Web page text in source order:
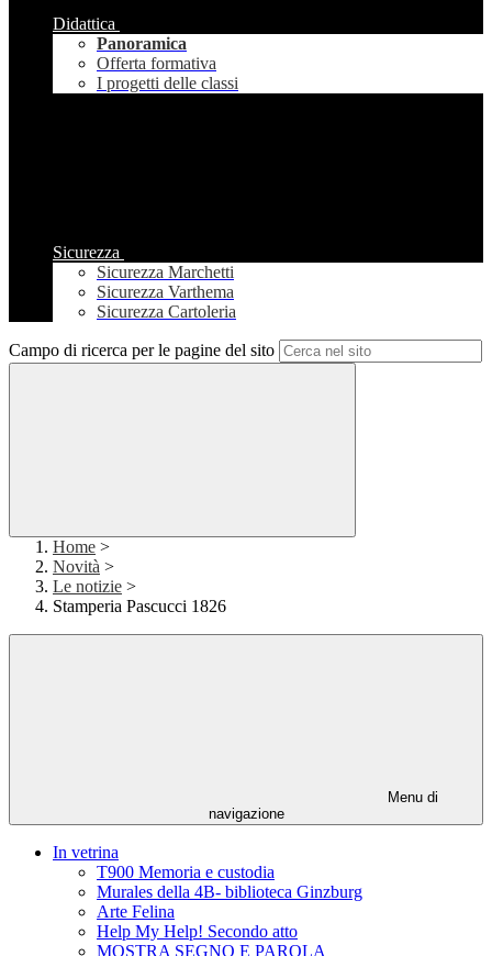
Didattica
Panoramica
Offerta formativa
I progetti delle classi
Sicurezza
Sicurezza Marchetti
Sicurezza Varthema
Sicurezza Cartoleria
Campo di ricerca per le pagine del sito
Home >
Novità >
Le notizie >
Stamperia Pascucci 1826
Menu di
navigazione
In vetrina
T900 Memoria e custodia
Murales della 4B- biblioteca Ginzburg
Arte Felina
Help My Help! Secondo atto
MOSTRA SEGNO E PAROLA